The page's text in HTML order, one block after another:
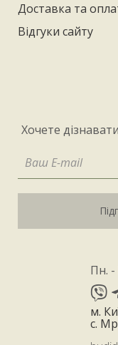
Доставка та
Відгуки сайту
Хочете
Пн. -
м.
с.